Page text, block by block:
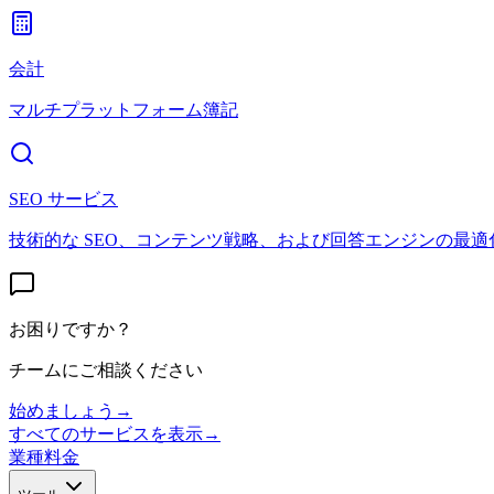
会計
マルチプラットフォーム簿記
SEO サービス
技術的な SEO、コンテンツ戦略、および回答エンジンの最適
お困りですか？
チームにご相談ください
始めましょう →
すべてのサービスを表示→
業種料金